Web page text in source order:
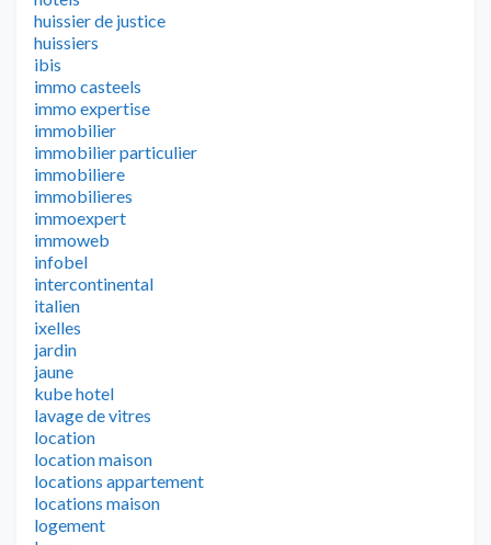
huissier de justice
huissiers
ibis
immo casteels
immo expertise
immobilier
immobilier particulier
immobiliere
immobilieres
immoexpert
immoweb
infobel
intercontinental
italien
ixelles
jardin
jaune
kube hotel
lavage de vitres
location
location maison
locations appartement
locations maison
logement